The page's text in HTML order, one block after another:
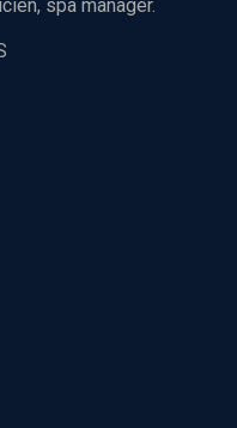
spa manager.